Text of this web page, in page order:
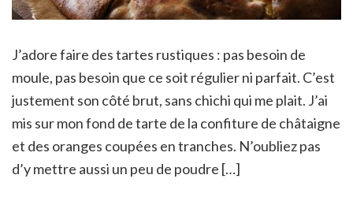
J’adore faire des tartes rustiques : pas besoin de
moule, pas besoin que ce soit régulier ni parfait. C’est
justement son côté brut, sans chichi qui me plait. J’ai
mis sur mon fond de tarte de la confiture de châtaigne
et des oranges coupées en tranches. N’oubliez pas
d’y mettre aussi un peu de poudre […]